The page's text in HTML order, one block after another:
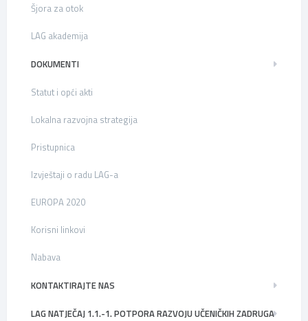
Šjora za otok
LAG akademija
DOKUMENTI
Statut i opći akti
Lokalna razvojna strategija
Pristupnica
Izvještaji o radu LAG-a
EUROPA 2020
Korisni linkovi
Nabava
KONTAKTIRAJTE NAS
LAG NATJEČAJ 1.1.-1. POTPORA RAZVOJU UČENIČKIH ZADRUGA